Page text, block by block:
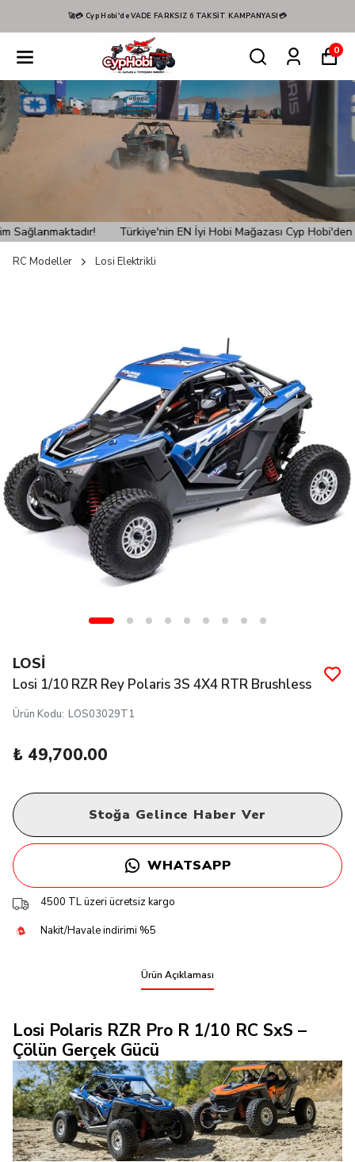
Hızlı Kargo! 📦🚚
0
Türkiye'nin EN İyi Hobi Mağazası Cyp Hobi'den verilen
RC Modeller Losi Elektrikli
LOSİ
Losi 1/10 RZR Rey Polaris 3S 4X4 RTR Brushless
Ürün Kodu: LOS03029T1
₺ 49,700.00
Stoğa Gelince Haber Ver
WHATSAPP
4500 TL üzeri ücretsiz kargo
Nakit/Havale indirimi %5
Ürün Açıklaması
Losi Polaris RZR Pro R 1/10 RC SxS –
Çölün Gerçek Gücü